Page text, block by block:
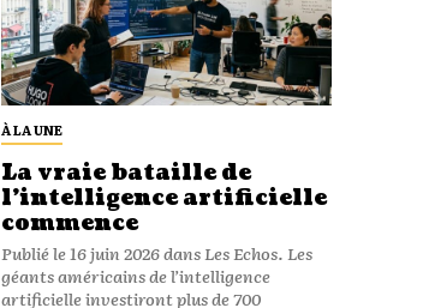
À LA UNE
La vraie bataille de
l’intelligence artificielle
commence
Publié le 16 juin 2026 dans Les Echos. Les
géants américains de l’intelligence
artificielle investiront plus de 700